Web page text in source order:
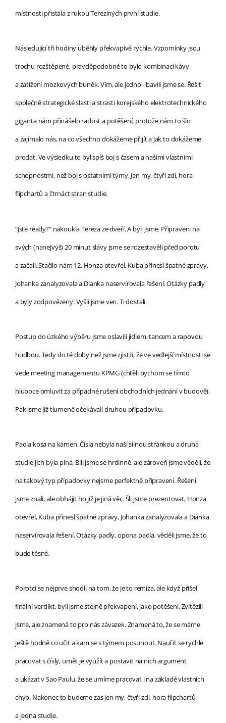
místnosti přistála z rukou Tereziných první studie.
Následující tři hodiny uběhly překvapivě rychle. Vzpomínky jsou
trochu rozštěpené, pravděpodobně to bylo kombinací kávy
a zatížení mozkových buněk. Vím, ale jedno - bavili jsme se. Řešit
společně strategické slasti a strasti korejského elektrotechnického
giganta nám přinášelo radost a potěšení, protože nám to šlo
a zajímalo nás, na co všechno dokážeme přijít a jak to dokážeme
prodat. Ve výsledku to byl spíš boj s časem a našimi vlastními
schopnostmi, než boj s ostatními týmy. Jen my, čtyři zdi, hora
flipchartů a čtrnáct stran studie.
“Jste ready?” nakoukla Tereza ze dveří. A byli jsme. Připraveni na
svých (nanejvýš) 20 minut slávy jsme se rozestavěli před porotu
a začali. Stačilo nám 12. Honza otevřel, Kuba přinesl špatné zprávy,
Johanka zanalyzovala a Dianka naservírovala řešení. Otázky padly
a byly zodpovězeny. Vyšli jsme ven. Ti dostali.
Postup do úzkého výběru jsme oslavili jídlem, tancem a rapovou
hudbou. Tedy do té doby než jsme zjistili, že ve vedlejší místnosti se
vede meeting managementu KPMG (chtěli bychom se tímto
hluboce omluvit za případné rušení obchodních jednání v budově).
Pak jsme již tlumeně očekávali druhou případovku.
Padla kosa na kámen. Čísla nebyla naší silnou stránkou a druhá
studie jich byla plná. Bili jsme se hrdinně, ale zároveň jsme věděli, že
na takový typ případovky nejsme perfektně připravení. Řešení
jsme znali, ale obhájit ho již je jiná věc. Šli jsme prezentovat, Honza
otevřel, Kuba přinesl špatné zprávy, Johanka zanalyzovala a Dianka
naservírovala řešení. Otázky padly, opona padla, věděli jsme, že to
bude těsné.
Porotci se nejprve shodli na tom, že je to remíza, ale když přišel
finální verdikt, byli jsme stejně překvapení, jako potěšení. Zvítězili
jsme, ale znamená to pro nás závazek. Znamená to, že se máme
ještě hodně co učit a kam se s týmem posunout. Naučit se rychle
pracovat s čísly, umět je využít a postavit na nich argument
a ukázat v Sao Paulu, že se umíme pracovat i na základě vlastních
chyb. Nakonec to budeme zas jen my, čtyři zdi, hora flipchartů
a jedna studie.